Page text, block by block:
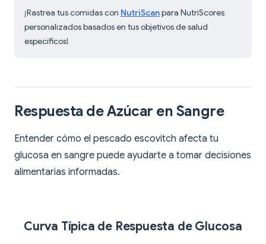
¡Rastrea tus comidas con NutriScanpara NutriScores
personalizados basados en tus objetivos de salud
específicos!
Respuesta de Azúcar en Sangre
Entender cómo el pescado escovitch afecta tu
glucosa en sangre puede ayudarte a tomar decisiones
alimentarias informadas.
Curva Típica de Respuesta de Glucosa